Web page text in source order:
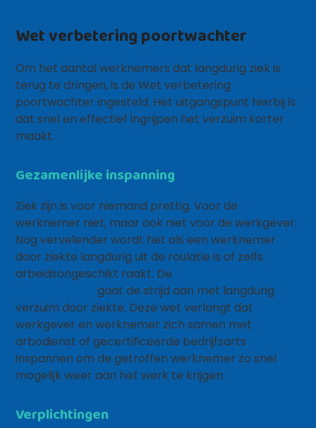
Wet verbetering poortwachter
Om het aantal werknemers dat langdurig ziek is
terug te dringen, is de Wet verbetering
poortwachter ingesteld. Het uitgangspunt hierbij is
dat snel en effectief ingrijpen het verzuim korter
maakt.
Gezamenlijke inspanning
Ziek zijn is voor niemand prettig. Voor de
werknemer niet, maar ook niet voor de werkgever.
Nog vervelender wordt het als een werknemer
door ziekte langdurig uit de roulatie is of zelfs
arbeidsongeschikt raakt. De
gaat de strijd aan met langdurig
verzuim door ziekte. Deze wet verlangt dat
werkgever en werknemer zich samen met
arbodienst of gecertificeerde bedrijfsarts
inspannen om de getroffen werknemer zo snel
mogelijk weer aan het werk te krijgen.
Verplichtingen